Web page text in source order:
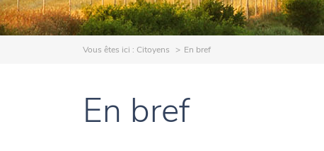
Vous êtes ici : Citoyens En bref
En bref